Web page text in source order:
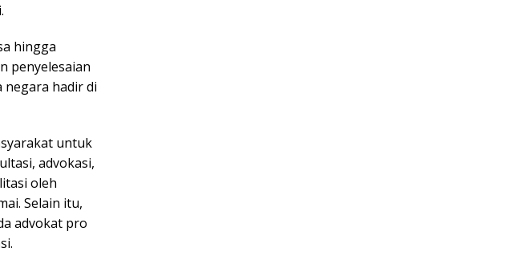
hingga
penyelesaian
negara hadir di
untuk
advokasi,
oleh
Selain itu,
advokat pro